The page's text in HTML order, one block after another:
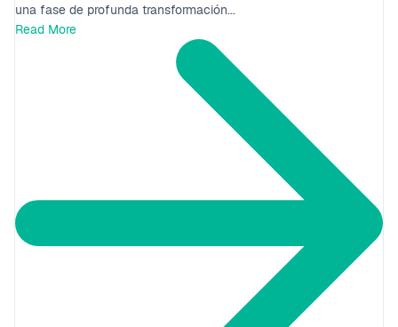
una fase de profunda transformación...
Read More